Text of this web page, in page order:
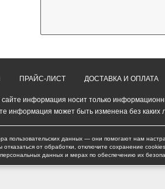
ПРАЙС-ЛИСТ ДОСТАВКА И ОПЛАТА
сайте информация носит только
информация может быть изменена без каких
пользовательских данных — они помогают нам
отказаться от обработки, отключите сохранение
данных и мерах по обеспечению их